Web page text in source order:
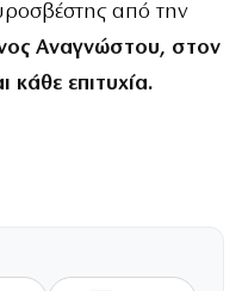
από την
Αναγνώστου, στον
κάθε επιτυχία.